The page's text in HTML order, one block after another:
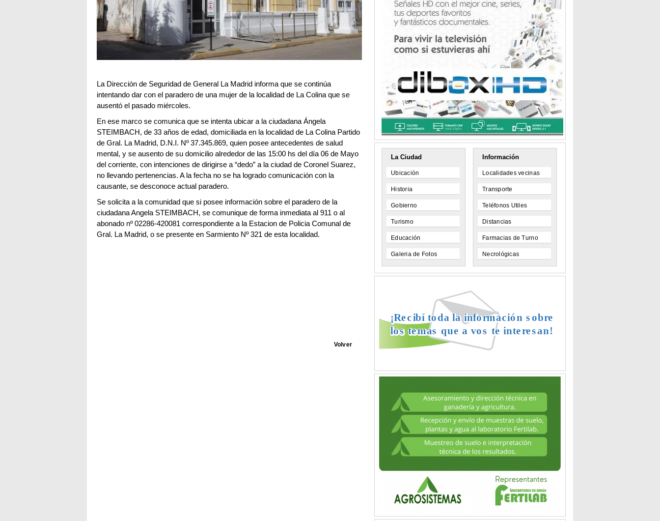
La Dirección de Seguridad de General La Madrid informa que se continúa
intentando dar con el paradero de una mujer de la localidad de La Colina que se
ausentó el pasado miércoles.
En ese marco se comunica que se intenta ubicar a la ciudadana Ángela
STEIMBACH, de 33 años de edad, domiciliada en la localidad de La Colina Partido
de Gral. La Madrid, D.N.I. Nº 37.345.869, quien posee antecedentes de salud
mental, y se ausento de su domicilio alrededor de las 15:00 hs del día 06 de Mayo
del corriente, con intenciones de dirigirse a “dedo” a la ciudad de Coronel Suarez,
no llevando pertenencias. A la fecha no se ha logrado comunicación con la
causante, se desconoce actual paradero.
Se solicita a la comunidad que si posee información sobre el paradero de la
ciudadana Angela STEIMBACH, se comunique de forma inmediata al 911 o al
abonado nº 02286-420081 correspondiente a la Estacion de Policia Comunal de
Gral. La Madrid, o se presente en Sarmiento Nº 321 de esta localidad.
Volver
La Ciudad
Ubicación
Historia
Gobierno
Turismo
Educación
Galeria de Fotos
Información
Localidades vecinas
Transporte
Teléfonos Utiles
Distancias
Farmacias de Turno
Necrológicas